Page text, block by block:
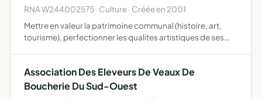
RNA W244002575 · Culture · Créée en 2001
Mettre en valeur la patrimoine communal (histoire, art,
tourisme), perfectionner les qualites artistiques de ses
Association Des Eleveurs De Veaux De
Boucherie Du Sud-Ouest